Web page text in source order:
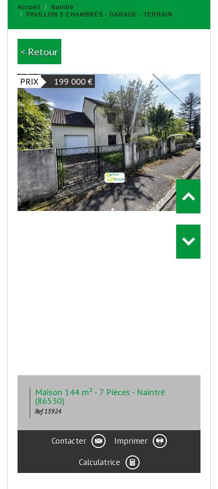
Accueil
Naintré
PAVILLON 5 CHAMBRES - GARAGE - TERRAIN
< Retour
PRIX 199 000 €
Maison 144 m² - 7 Pièces - Naintré
(86530)
Ref 15924
Contacter
Imprimer
Calculatrice